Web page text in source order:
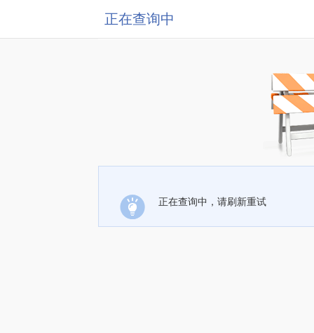
正在查询中
正在查询中，请刷新重试